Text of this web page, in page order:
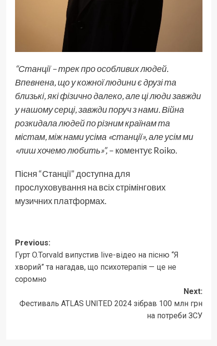
“Станції – трек про особливих людей.
Впевнена, що у кожної людини є друзі та
близькі, які фізично далеко, але ці люди завжди
у нашому серці, завжди поруч з нами. Війна
розкидала людей по різним країнам та
містам, між нами усіма «станції», але усім ми
«лиш хочемо любить»”,– коментує Roiko.
Пісня “Станції” доступна для
прослуховування на всіх стрімінгових
музичних платформах.
Post
navigation
Previous:
Гурт O.Torvald випустив live-відео на пісню “Я
хворий” та нагадав, що психотерапія — це не
соромно
Next:
Фестиваль ATLAS UNITED 2024 зібрав 100 млн грн
на потреби ЗСУ